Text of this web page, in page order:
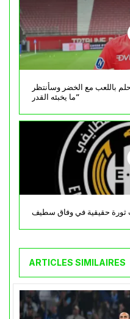
باللعب مع الخضر وسأنتظر
ما يخبئه القدر”
ثورة حقيقية في وفاق سطيف
ARTICLES SIMILAIRES